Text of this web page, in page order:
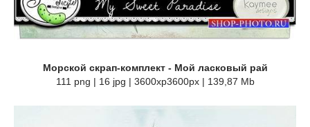
Морской скрап-комплект - Мой ласковый рай
111 png | 16 jpg | 3600xp3600px | 139,87 Mb